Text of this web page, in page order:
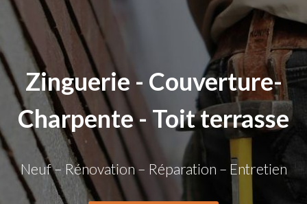
Zinguerie - Couverture-
Charpente - Toit terrasse
Neuf – Rénovation – Réparation – Entretien